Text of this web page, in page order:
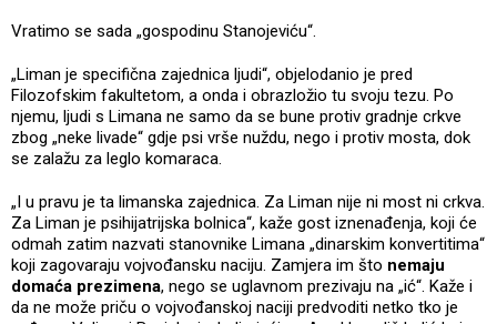
Vratimo se sada „gospodinu Stanojeviću“.
„Liman je specifična zajednica ljudi“, objelodanio je pred
Filozofskim fakultetom, a onda i obrazložio tu svoju tezu. Po
njemu, ljudi s Limana ne samo da se bune protiv gradnje crkve
zbog „neke livade“ gdje psi vrše nuždu, nego i protiv mosta, dok
se zalažu za leglo komaraca.
„I u pravu je ta limanska zajednica. Za Liman nije ni most ni crkva.
Za Liman je psihijatrijska bolnica“, kaže gost iznenađenja, koji će
odmah zatim nazvati stanovnike Limana „dinarskim konvertitima“
koji zagovaraju vojvođansku naciju. Zamjera im što nemaju
domaća prezimena, nego se uglavnom prezivaju na „ić“. Kaže i
da ne može priču o vojvođanskoj naciji predvoditi netko tko je